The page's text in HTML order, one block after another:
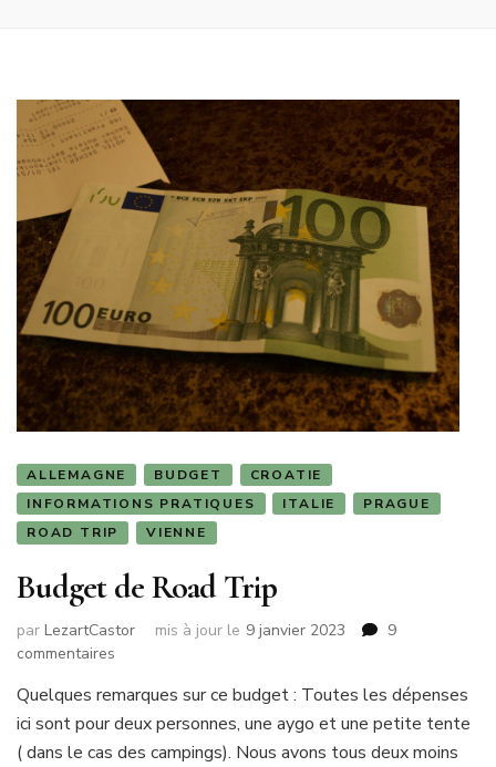
ALLEMAGNE BUDGET
CROATIE
INFORMATIONS PRATIQUES
ITALIE
PRAGUE
ROAD TRIP
VIENNE
Budget de Road Trip
par LezartCastor mis à jour le 9 janvier 2023
9
commentaires
de
Road
Trip
Quelques remarques sur ce budget : Toutes les dépenses
ici sont pour deux personnes, une aygo et une petite tente
( dans le cas des campings). Nous avons tous deux moins